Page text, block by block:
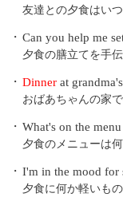
友達との夕食はいつ
・ Can you help me
夕食の膳立てを手
・ Dinner at
おばあちゃんの家
・ What's on the
夕食のメニューは
・ I'm in the mood for
夕食に何か軽いも